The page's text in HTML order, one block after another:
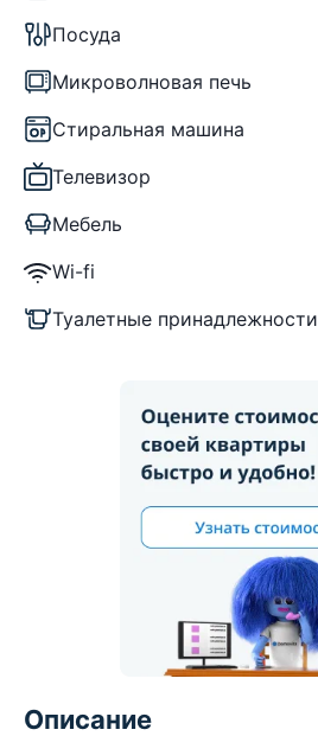
Посуда
Микроволновая печь
Стиральная машина
Телевизор
Мебель
Wi-fi
Туалетные принадлежности
Описание